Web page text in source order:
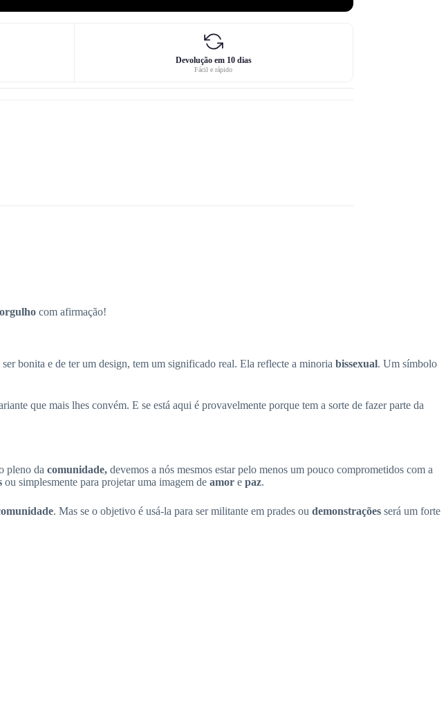
Devolução em 10 dias
Fácil e rápido
orgulho com afirmação!
ser bonita e de ter um design, tem um significado real. Ela reflecte a minoria bissexual. Um símbolo
que mais lhes convém. E se está aqui é provavelmente porque tem a sorte de fazer parte da
pleno da comunidade, devemos a nós mesmos estar pelo menos um pouco comprometidos com a
ou simplesmente para projetar uma imagem de amor e paz.
. Mas se o objetivo é usá-la para ser militante em prades ou demonstrações será um forte